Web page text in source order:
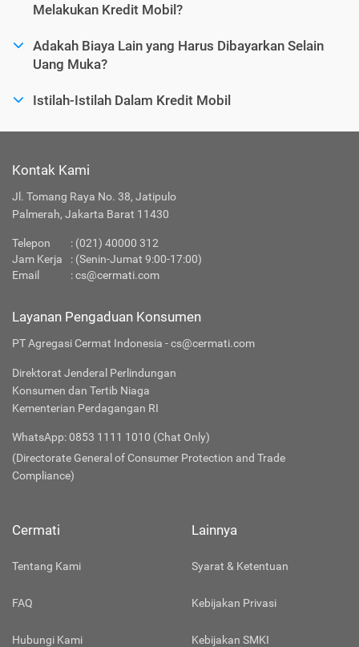
Melakukan Kredit Mobil?
Adakah Biaya Lain yang Harus Dibayarkan Selain
Uang Muka?
Istilah-Istilah Dalam Kredit Mobil
Kontak Kami
Jl. Tomang Raya No. 38, Jatipulo
Palmerah, Jakarta Barat 11430
Telepon : (021) 40000 312
Jam Kerja
: (Senin-Jumat 9:00-17:00)
Email
:cs@cermati.com
Layanan Pengaduan Konsumen
PT Agregasi Cermat Indonesia - cs@cermati.com
Direktorat Jenderal Perlindungan
Konsumen dan Tertib Niaga
Kementerian Perdagangan RI
WhatsApp: 0853 1111 1010 (Chat Only)
(Directorate General of Consumer Protection and Trade
Compliance)
Cermati
Tentang Kami
FAQ
Hubungi Kami
Lainnya
Syarat & Ketentuan
Kebijakan Privasi
Kebijakan SMKI